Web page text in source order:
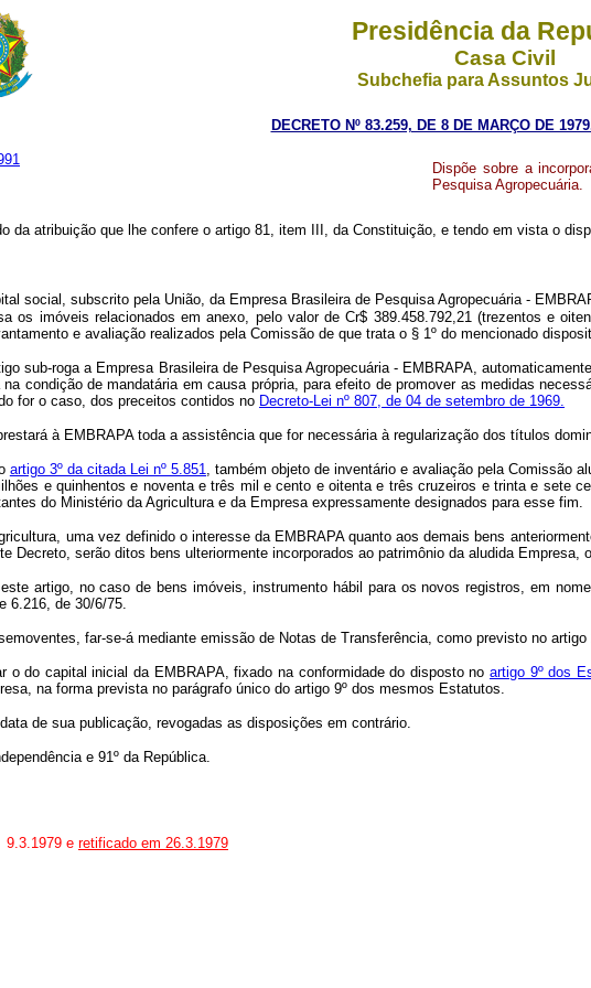
Presidência da
Casa Civil
Subchefia para Assuntos
DECRETO Nº 83.259, DE 8 DE MARÇO DE
Dispõe sobre a
Pesquisa Agropecuária.
da atribuição que lhe confere o artigo 81, item III, da Constituição, e tendo em vista o
social, subscrito pela União, da Empresa Brasileira de Pesquisa Agropecuária -
os imóveis relacionados em anexo, pelo valor de Cr$ 389.458.792,21 (trezentos e
e avaliação realizados pela Comissão de que trata o § 1º do mencionado
roga a Empresa Brasileira de Pesquisa Agropecuária - EMBRAPA,
condição de mandatária em causa própria, para efeito de promover as medidas
for o caso, dos preceitos contidos no Decreto-Lei nº 807, de 04 de setembro de 1969.
à EMBRAPA toda a assistência que for necessária à regularização dos títulos
artigo 3º da citada Lei nº 5.851, também objeto de inventário e avaliação pela Comissão
e quinhentos e noventa e três mil e cento e oitenta e três cruzeiros e trinta e sete
do Ministério da Agricultura e da Empresa expressamente designados para esse fim.
uma vez definido o interesse da EMBRAPA quanto aos demais bens
Decreto, serão ditos bens ulteriormente incorporados ao patrimônio da aludida Empresa,
no caso de bens imóveis, instrumento hábil para os novos registros, em
6.216, de 30/6/75.
far-se-á mediante emissão de Notas de Transferência, como previsto no artigo
capital inicial da EMBRAPA, fixado na conformidade do disposto noartigo 9º dos
na forma prevista no parágrafo único do artigo 9º dos mesmos Estatutos.
de sua publicação, revogadas as disposições em contrário.
e 91º da República.
9.3.1979 e retificado em 26.3.1979